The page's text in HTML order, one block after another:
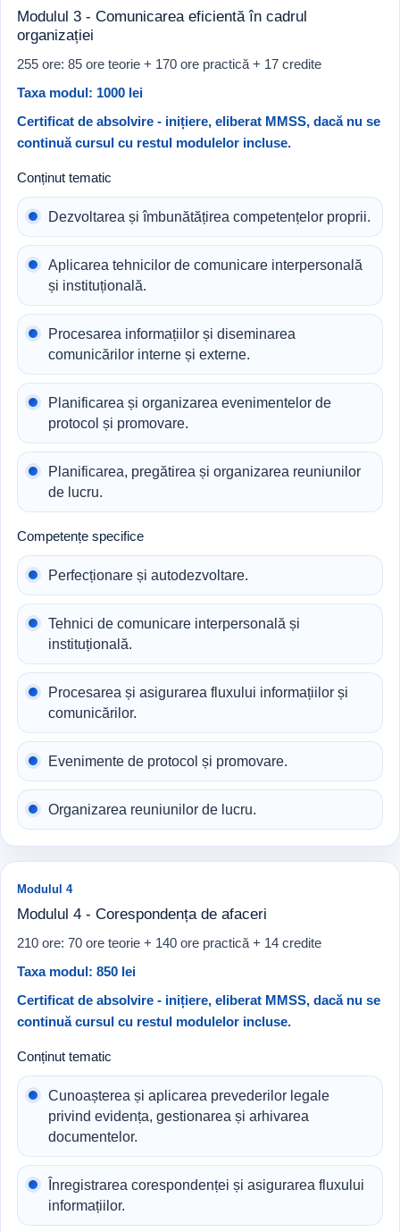
Modulul 3 - Comunicarea eficientă în cadrul
organizației
255 ore: 85 ore teorie + 170 ore practică + 17 credite
Taxa modul: 1000 lei
Certificat de absolvire - inițiere, eliberat MMSS, dacă nu se
continuă cursul cu restul modulelor incluse.
Conținut tematic
Dezvoltarea și îmbunătățirea competențelor proprii.
Aplicarea tehnicilor de comunicare interpersonală
și instituțională.
Procesarea informațiilor și diseminarea
comunicărilor interne și externe.
Planificarea și organizarea evenimentelor de
protocol și promovare.
Planificarea, pregătirea și organizarea reuniunilor
de lucru.
Competențe specifice
Perfecționare și autodezvoltare.
Tehnici de comunicare interpersonală și
instituțională.
Procesarea și asigurarea fluxului informațiilor și
comunicărilor.
Evenimente de protocol și promovare.
Organizarea reuniunilor de lucru.
Modulul 4
Modulul 4 - Corespondența de afaceri
210 ore: 70 ore teorie + 140 ore practică + 14 credite
Taxa modul: 850 lei
Certificat de absolvire - inițiere, eliberat MMSS, dacă nu se
continuă cursul cu restul modulelor incluse.
Conținut tematic
Cunoașterea și aplicarea prevederilor legale
privind evidența, gestionarea și arhivarea
documentelor.
Înregistrarea corespondenței și asigurarea fluxului
informațiilor.